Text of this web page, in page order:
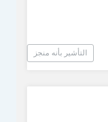
التأشير بأنه منجز